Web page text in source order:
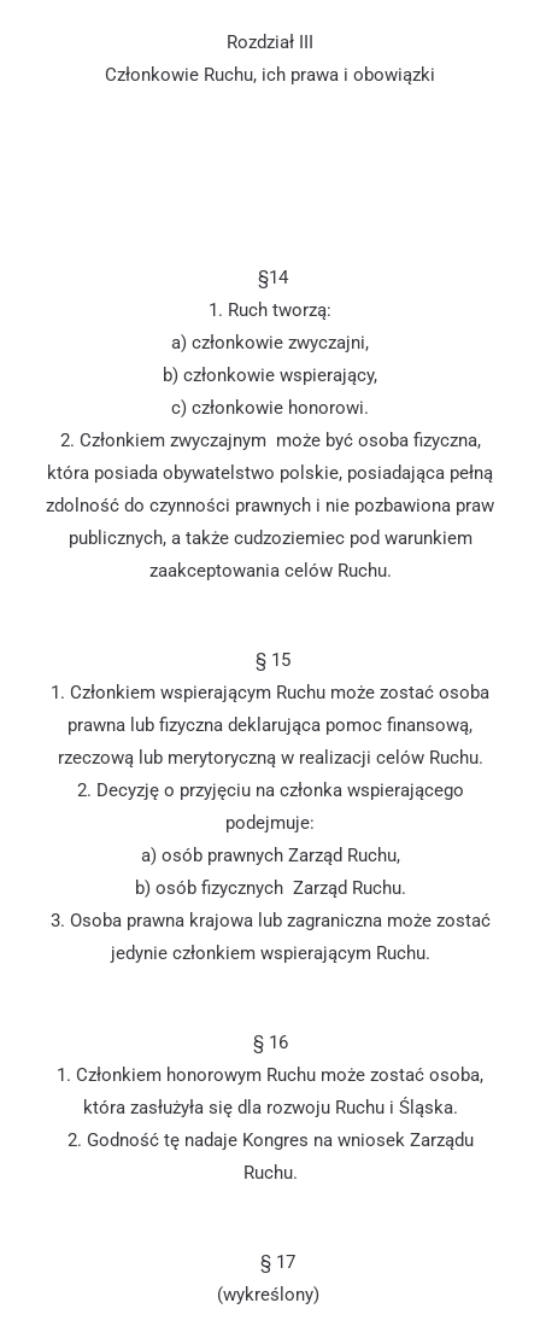
Rozdział III
Członkowie Ruchu, ich prawa i obowiązki
§14
1. Ruch tworzą:
a) członkowie zwyczajni,
b) członkowie wspierający,
c) członkowie honorowi.
2. Członkiem zwyczajnym może być osoba fizyczna,
która posiada obywatelstwo polskie, posiadająca pełną
zdolność do czynności prawnych i nie pozbawiona praw
publicznych, a także cudzoziemiec pod warunkiem
zaakceptowania celów Ruchu.
§ 15
1. Członkiem wspierającym Ruchu może zostać osoba
prawna lub fizyczna deklarująca pomoc finansową,
rzeczową lub merytoryczną w realizacji celów Ruchu.
2. Decyzję o przyjęciu na członka wspierającego
podejmuje:
a) osób prawnych Zarząd Ruchu,
b) osób fizycznych Zarząd Ruchu.
3. Osoba prawna krajowa lub zagraniczna może zostać
jedynie członkiem wspierającym Ruchu.
§ 16
1. Członkiem honorowym Ruchu może zostać osoba,
która zasłużyła się dla rozwoju Ruchu i Śląska.
2. Godność tę nadaje Kongres na wniosek Zarządu
Ruchu.
§ 17
(wykreślony)